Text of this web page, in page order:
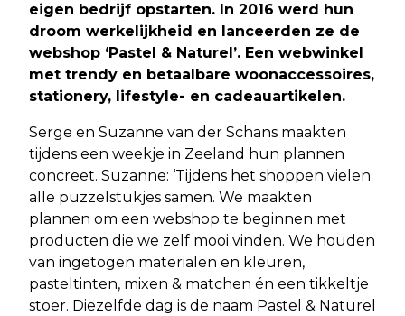
eigen bedrijf opstarten. In 2016 werd hun
droom werkelijkheid en lanceerden ze de
webshop ‘Pastel & Naturel’. Een webwinkel
met trendy en betaalbare woonaccessoires,
stationery, lifestyle- en cadeauartikelen.
Serge en Suzanne van der Schans maakten
tijdens een weekje in Zeeland hun plannen
concreet. Suzanne: ‘Tijdens het shoppen vielen
alle puzzelstukjes samen. We maakten
plannen om een webshop te beginnen met
producten die we zelf mooi vinden. We houden
van ingetogen materialen en kleuren,
pasteltinten, mixen & matchen én een tikkeltje
stoer. Diezelfde dag is de naam Pastel & Naturel